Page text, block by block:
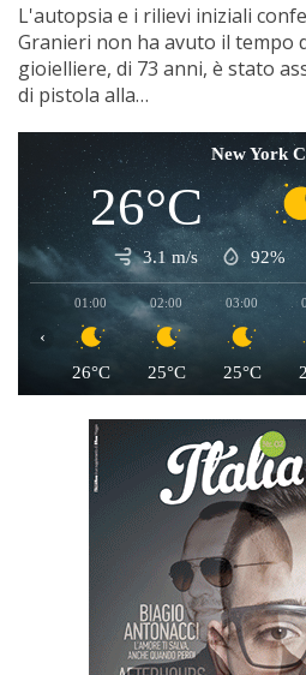
L'autopsia e i rilievi iniziali
Granieri non ha avuto il tempo
gioielliere, di 73 anni, è stato
di pistola alla…
New York
26°C
3.1 m/s 92%
01:00
26°C
02:00
25°C
03:00
25°C
‹